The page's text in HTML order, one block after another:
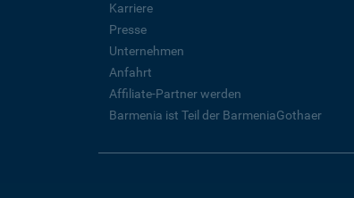
Karriere
Presse
Unternehmen
Anfahrt
Affiliate-Partner werden
Barmenia ist Teil der BarmeniaGothaer